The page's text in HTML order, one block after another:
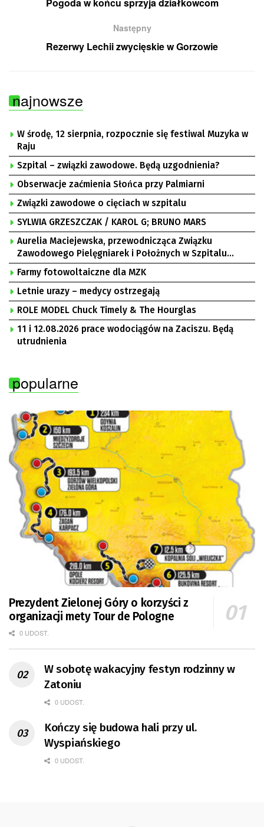
Pogoda w końcu sprzyja działkowcom
Następny
Rezerwy Lechii zwycięskie w Gorzowie
najnowsze
W środę, 12 sierpnia, rozpocznie się festiwal Muzyka w
Raju
Szpital – związki zawodowe. Będą uzgodnienia?
Obserwacje zaćmienia Słońca przy Palmiarni
Związki zawodowe o cięciach w szpitalu
SYLWIA GRZESZCZAK / KAROL G; BRUNO MARS
Aurelia Maciejewska, przewodnicząca Związku
Zawodowego Pielęgniarek i Położnych w Szpitalu
Uniwersyteckim w Zielonej Górze, Bogusław
Motowidełko, przewodniczący Zarządu Regionu NSZZ
„Solidarność” Zielona Góra
Farmy fotowoltaiczne dla MZK
Letnie urazy – medycy ostrzegają
ROLE MODEL Chuck Timely & The Hourglas
11 i 12.08.2026 prace wodociągów na Zaciszu. Będą
utrudnienia
popularne
Prezydent Zielonej Góry o korzyści z
organizacji mety Tour de Pologne
0 UDOST.
W sobotę wakacyjny festyn rodzinny w
Zatoniu
0 UDOST.
Kończy się budowa hali przy ul.
Wyspiańskiego
0 UDOST.